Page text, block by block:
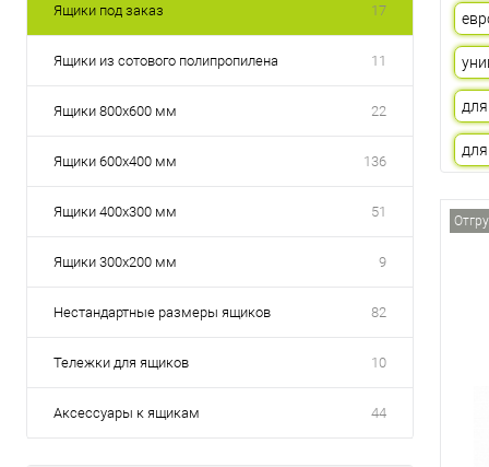
Ящики под заказ 17
Ящики из сотового полипропилена 11
Ящики 800х600 мм 22
Ящики 600х400 мм 136
Ящики 400х300 мм 51
Ящики 300х200 мм 9
Нестандартные размеры ящиков 82
Тележки для ящиков 10
Аксессуары к ящикам 44